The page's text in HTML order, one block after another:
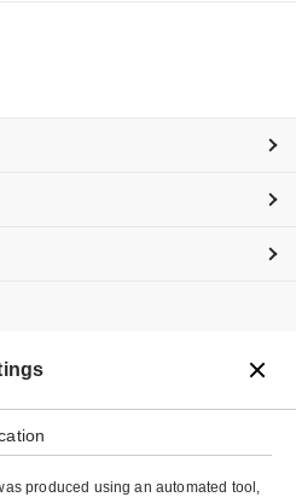
produced using an automated tool,